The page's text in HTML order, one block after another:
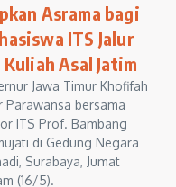
Asrama bagi
ITS Jalur
Kuliah Asal Jatim
Jawa Timur Khofifah
Parawansa bersama
ITS Prof. Bambang
di Gedung Negara
Surabaya, Jumat
(16/5).